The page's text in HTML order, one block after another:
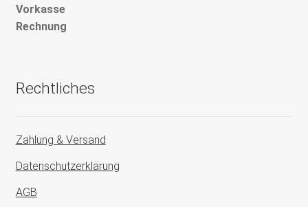
Vorkasse
Rechnung
Rechtliches
Zahlung & Versand
Datenschutzerklärung
AGB